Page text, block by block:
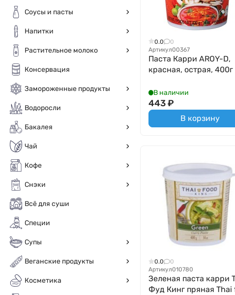
0.0
0
Артикул00367
Паста Карри AROY-D,
красная, острая, 400г
В наличии
443₽
В корзину
0.0
0
Артикул010780
Зеленая паста карри
Фуд Кинг пряная Thai
Соусы и пасты
Напитки
Растительное молоко
Консервация
Замороженные продукты
Водоросли
Бакалея
Чай
Кофе
Снэки
Всё для суши
Специи
Супы
Веганские продукты
Косметика